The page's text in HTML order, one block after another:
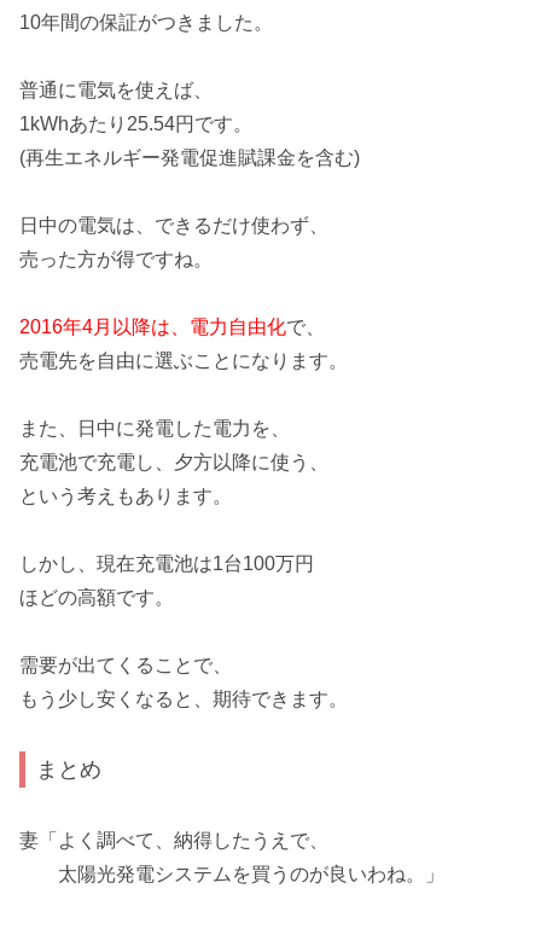
10年間の保証がつきました。
普通に電気を使えば、
1kWhあたり25.54円 です。
(再生エネルギー発電促進賦課金を含む)
日中の電気は、 できるだけ使わず、
売った方が得ですね。
2016年4月以降は、電力自由化で、
売電先を自由に選ぶことになります。
また、日中に発電した電力を、
充電池で充電し、夕方以降に使う、
という考えもあります。
しかし、現在充電池は1台100万円
ほどの高額です。
需要が出てくることで、
もう少し安くなると、期待できます。
まとめ
妻「 よく調べて、納得したうえで、
太陽光発電システムを買うのが良いわね。」